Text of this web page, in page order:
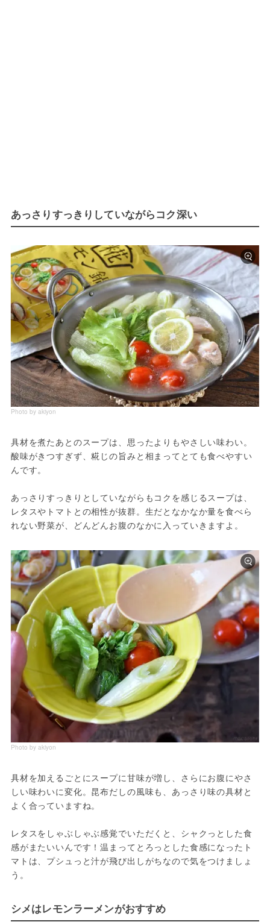
あっさりすっきりしていながらコク深い
Photo by akiyon
具材を煮たあとのスープは、思ったよりもやさしい味わい。
酸味がきつすぎず、糀じの旨みと相まってとても食べやすい
んです。
あっさりすっきりとしていながらもコクを感じるスープは、
レタスやトマトとの相性が抜群。生だとなかなか量を食べら
れない野菜が、どんどんお腹のなかに入っていきますよ。
Photo by akiyon
具材を加えるごとにスープに甘味が増し、さらにお腹にやさ
しい味わいに変化。昆布だしの風味も、あっさり味の具材と
よく合っていますね。
レタスをしゃぶしゃぶ感覚でいただくと、シャクっとした食
感がまたいいんです！温まってとろっとした食感になったト
マトは、プシュっと汁が飛び出しがちなので気をつけましょ
う。
シメはレモンラーメンがおすすめ